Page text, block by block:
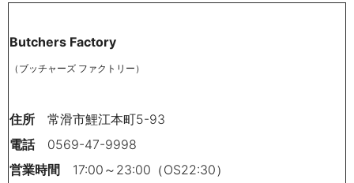
Butchers Factory
（ブッチャーズ ファクトリー）
住所 常滑市鯉江本町5-93
電話0569-47-9998
営業時間 17:00～23:00（OS22:30）